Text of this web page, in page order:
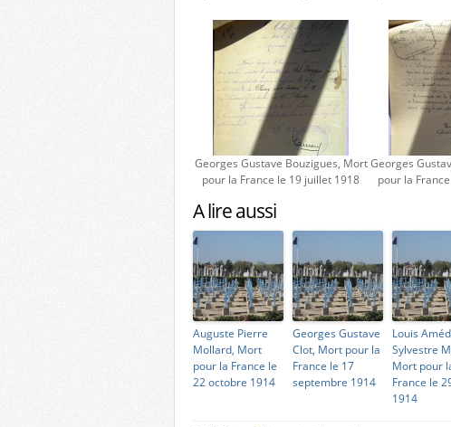
Georges Gustave Bouzigues, Mort
pour la France le 19 juillet 1918
Georges
pour la
A lire aussi
Auguste Pierre
Mollard, Mort
pour la France le
22 octobre 1914
Georges Gustave
Clot, Mort pour la
France le 17
septembre 1914
Louis
Sylvestre
Mort pour
France le
1914